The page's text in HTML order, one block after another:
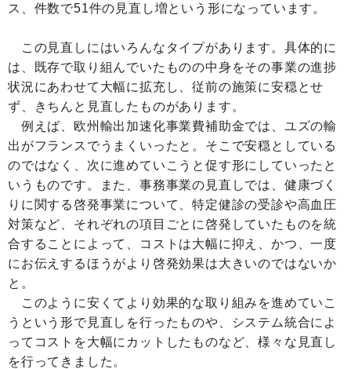
ス、件数で51件の見直し増という形になっています。
この見直しにはいろんなタイプがあります。具体的に
は、既存で取り組んでいたものの中身をその事業の進捗
状況にあわせて大幅に拡充し、従前の施策に安穏とせ
ず、きちんと見直したものがあります。
例えば、欧州輸出加速化事業費補助金では、ユズの輸
出がフランスでうまくいったと。そこで安穏としている
のではなく、次に進めていこうと促す形にしていったと
いうものです。また、事務事業の見直しでは、健康づく
りに関する啓発事業について、特定健診の受診や高血圧
対策など、それぞれの項目ごとに啓発していたものを統
合することによって、コストは大幅に抑え、かつ、一度
にお伝えするほうがより啓発効果は大きいのではないか
と。
このように安くてより効果的な取り組みを進めていこ
うという形で見直しを行ったものや、システム統合によ
ってコストを大幅にカットしたものなど、様々な見直し
を行ってきました。